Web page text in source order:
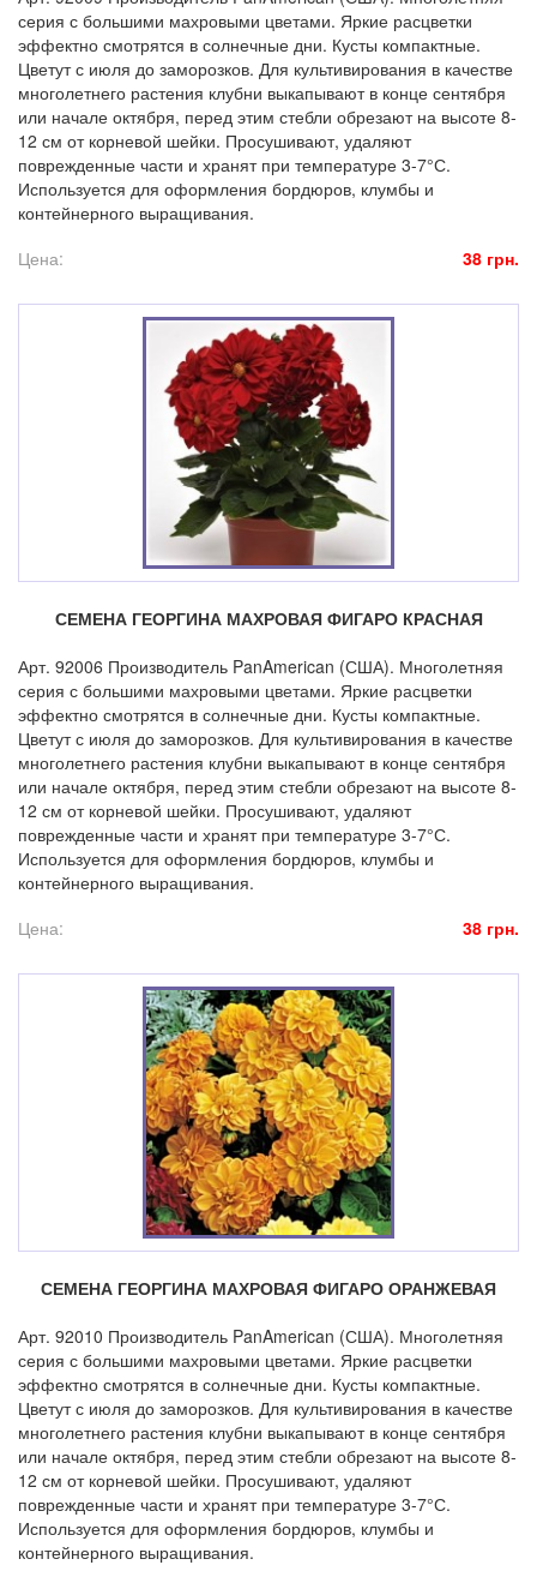
серия с большими махровыми цветами. Яркие расцветки
эффектно смотрятся в солнечные дни. Кусты компактные.
Цветут с июля до заморозков. Для культивирования в качестве
многолетнего растения клубни выкапывают в конце сентября
или начале октября, перед этим стебли обрезают на высоте 8-
12 см от корневой шейки. Просушивают, удаляют
поврежденные части и хранят при температуре 3-7°С.
Используется для оформления бордюров, клумбы и
контейнерного выращивания.
Цена:
38 грн.
СЕМЕНА ГЕОРГИНА МАХРОВАЯ ФИГАРО КРАСНАЯ
Арт. 92006 Производитель PanAmerican (США). Многолетняя
серия с большими махровыми цветами. Яркие расцветки
эффектно смотрятся в солнечные дни. Кусты компактные.
Цветут с июля до заморозков. Для культивирования в качестве
многолетнего растения клубни выкапывают в конце сентября
или начале октября, перед этим стебли обрезают на высоте 8-
12 см от корневой шейки. Просушивают, удаляют
поврежденные части и хранят при температуре 3-7°С.
Используется для оформления бордюров, клумбы и
контейнерного выращивания.
Цена:
38 грн.
СЕМЕНА ГЕОРГИНА МАХРОВАЯ ФИГАРО ОРАНЖЕВАЯ
Арт. 92010 Производитель PanAmerican (США). Многолетняя
серия с большими махровыми цветами. Яркие расцветки
эффектно смотрятся в солнечные дни. Кусты компактные.
Цветут с июля до заморозков. Для культивирования в качестве
многолетнего растения клубни выкапывают в конце сентября
или начале октября, перед этим стебли обрезают на высоте 8-
12 см от корневой шейки. Просушивают, удаляют
поврежденные части и хранят при температуре 3-7°С.
Используется для оформления бордюров, клумбы и
контейнерного выращивания.